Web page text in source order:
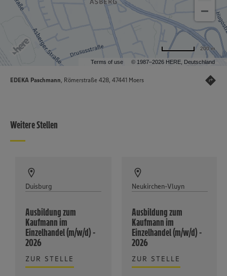
Terms of use © 1987–2026 HERE, Deutschland
200 m
EDEKA Paschmann, Römerstraße 428, 47441 Moers
Weitere Stellen
Duisburg
Ausbildung zum
Kaufmann im
Einzelhandel (m/w/d) -
2026
ZUR STELLE
Neukirchen-Vluyn
Ausbildung zum
Kaufmann im
Einzelhandel (m/w/d) -
2026
ZUR STELLE